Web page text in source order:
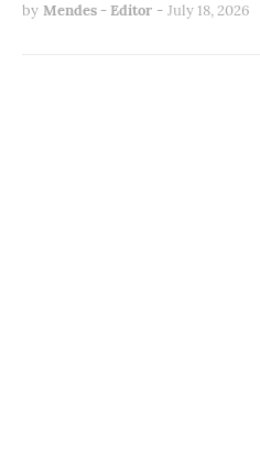
by Mendes - Editor - July 18, 2026